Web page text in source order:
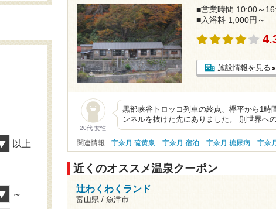
■営業時間 10:00～
■入浴料 1,000円～
施設情報を見る
20代 女性
黒部峡谷トロッコ列車の終点、欅平から1時
ンネルを抜けた先にありました。 別世界へ
関連情報 宇奈月 硫黄泉 宇奈月 宿泊 宇奈月 糖尿病 宇奈
近くのオススメ温泉クーポン
辻わくわくランド
富山県 / 魚津市
以上
～